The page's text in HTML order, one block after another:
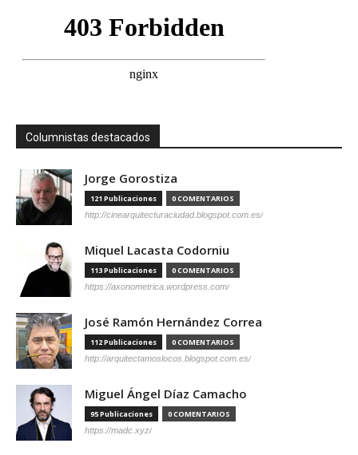
Columnistas destacados
Jorge Gorostiza
121 Publicaciones 0 COMENTARIOS
http://cinearquitecturaciudad.blogspot.com.es/
Miquel Lacasta Codorniu
113 Publicaciones 0 COMENTARIOS
https://axonometrica.wordpress.com/
José Ramón Hernández Correa
112 Publicaciones 0 COMENTARIOS
http://arquitectamoslocos.blogspot.com.es/
Miguel Ángel Díaz Camacho
95 Publicaciones 0 COMENTARIOS
https://madc.xyz/